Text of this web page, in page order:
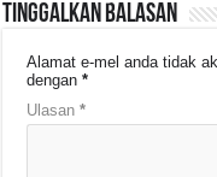
Tinggalkan Balasan
Alamat e-mel anda tidak
dengan*
Ulasan*